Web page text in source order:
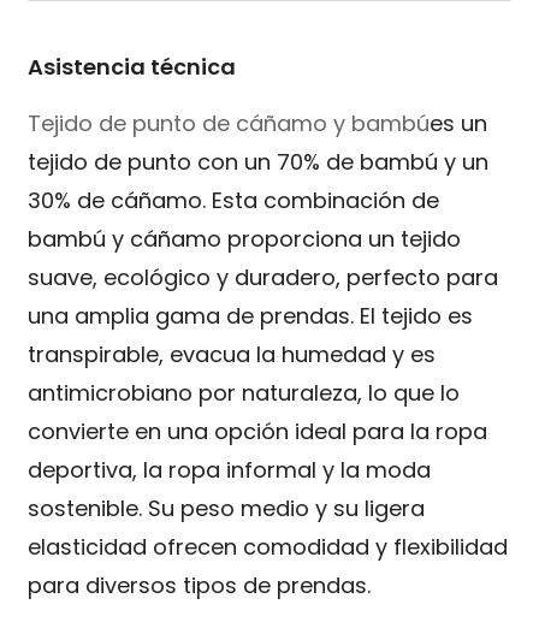
Asistencia técnica
Tejido de punto de cáñamo y bambúes un
tejido de punto con un 70% de bambú y un
30% de cáñamo. Esta combinación de
bambú y cáñamo proporciona un tejido
suave, ecológico y duradero, perfecto para
una amplia gama de prendas. El tejido es
transpirable, evacua la humedad y es
antimicrobiano por naturaleza, lo que lo
convierte en una opción ideal para la ropa
deportiva, la ropa informal y la moda
sostenible. Su peso medio y su ligera
elasticidad ofrecen comodidad y flexibilidad
para diversos tipos de prendas.